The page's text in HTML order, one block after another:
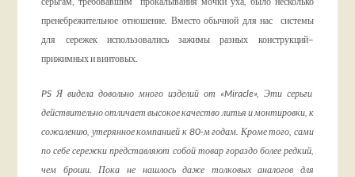
пренебрежительное отношение. Вместо обычной для нас системы
для сережек использовались зажимы разных конструкций–
прижимных и винтовых.
PS Я видела довольно много изделий от «Miracle», Эти серьги
действительно отличает высокое качество литья и монтировки, к
сожалению, утерянное компанией к 80-м годам. Кроме того, сами
по себе сережки представляют собой товар гораздо более редкий,
чем броши. Пока не нашлось даже толковых аналогов для